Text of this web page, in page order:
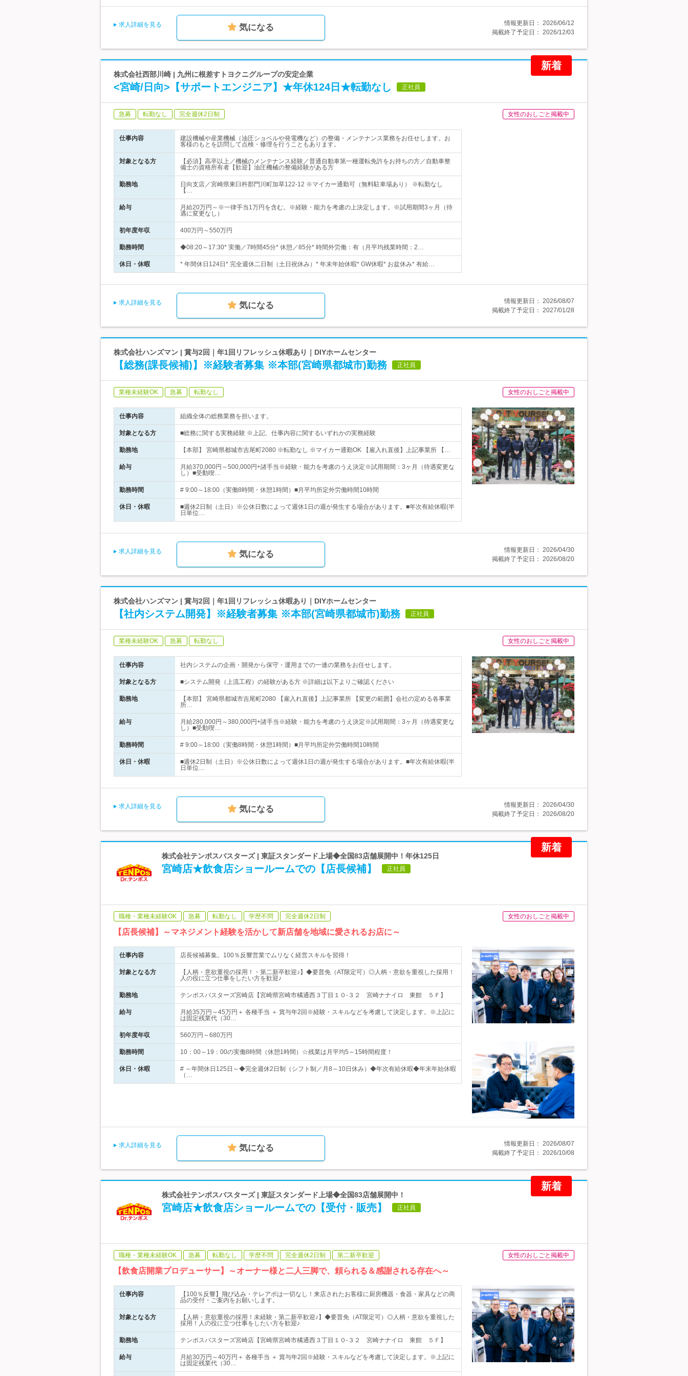
求人詳細を見る 気になる 情報更新日： 2026/06/12
掲載終了予定日： 2026/12/03
新着
株式会社西部川崎 | 九州に根差すトヨクニグループの安定企業
<宮崎/日向>【サポートエンジニア】★年休124日★転勤なし 正社員
急募 転勤なし 完全週休2日制 女性のおしごと掲載中
仕事内容
建設機械や産業機械（油圧ショベルや発電機など）の整備・メンテナンス業務をお任せします。お
客様のもとを訪問して点検・修理を行うこともあります。
対象となる方
【必須】高卒以上／機械のメンテナンス経験／普通自動車第一種運転免許をお持ちの方／自動車整
備士の資格所有者【歓迎】油圧機械の整備経験がある方
勤務地
日向支店／宮崎県東臼杵郡門川町加草122-12 ※マイカー通勤可（無料駐車場あり） ※転勤なし
【…
給与
月給20万円～※一律手当1万円を含む。※経験・能力を考慮の上決定します。※試用期間3ヶ月（待
遇に変更なし）
初年度年収 400万円～550万円
勤務時間 ◆08:20～17:30* 実働／7時間45分* 休憩／85分* 時間外労働：有（月平均残業時間：2…
休日・休暇 * 年間休日124日* 完全週休二日制（土日祝休み）* 年末年始休暇* GW休暇* お盆休み* 有給…
求人詳細を見る 気になる 情報更新日： 2026/08/07
掲載終了予定日： 2027/01/28
株式会社ハンズマン | 賞与2回｜年1回リフレッシュ休暇あり｜DIYホームセンター
【総務(課長候補)】※経験者募集 ※本部(宮崎県都城市)勤務 正社員
業種未経験OK 急募 転勤なし 女性のおしごと掲載中
仕事内容 組織全体の総務業務を担います。
対象となる方 ■総務に関する実務経験 ※上記、仕事内容に関するいずれかの実務経験
勤務地 【本部】 宮崎県都城市吉尾町2080 ※転勤なし ※マイカー通勤OK 【雇入れ直後】上記事業所 【…
給与
月給370,000円～500,000円+諸手当※経験・能力を考慮のうえ決定※試用期間：3ヶ月（待遇変更な
し）■受動喫…
勤務時間 # 9:00～18:00（実働8時間・休憩1時間）■月平均所定外労働時間10時間
休日・休暇
■週休2日制（土日）※公休日数によって週休1日の週が発生する場合があります。■年次有給休暇(半
日単位…
求人詳細を見る 気になる 情報更新日： 2026/04/30
掲載終了予定日： 2026/08/20
株式会社ハンズマン | 賞与2回｜年1回リフレッシュ休暇あり｜DIYホームセンター
【社内システム開発】※経験者募集 ※本部(宮崎県都城市)勤務 正社員
業種未経験OK 急募 転勤なし 女性のおしごと掲載中
仕事内容 社内システムの企画・開発から保守・運用までの一連の業務をお任せします。
対象となる方 ■システム開発（上流工程）の経験がある方 ※詳細は以下よりご確認ください
勤務地
【本部】 宮崎県都城市吉尾町2080 【雇入れ直後】上記事業所 【変更の範囲】会社の定める各事業
所…
給与
月給280,000円～380,000円+諸手当※経験・能力を考慮のうえ決定※試用期間：3ヶ月（待遇変更な
し）■受動喫…
勤務時間 # 9:00～18:00（実働8時間・休憩1時間）■月平均所定外労働時間10時間
休日・休暇
■週休2日制（土日）※公休日数によって週休1日の週が発生する場合があります。■年次有給休暇(半
日単位…
求人詳細を見る 気になる 情報更新日： 2026/04/30
掲載終了予定日： 2026/08/20
新着
株式会社テンポスバスターズ | 東証スタンダード上場◆全国83店舗展開中！年休125日
宮崎店★飲食店ショールームでの【店長候補】 正社員
職種・業種未経験OK 急募 転勤なし 学歴不問 完全週休2日制 女性のおしごと掲載中
【店長候補】～マネジメント経験を活かして新店舗を地域に愛されるお店に～
仕事内容 店長候補募集。100％反響営業でムリなく経営スキルを習得！
対象となる方
【人柄・意欲重視の採用！・第二新卒歓迎♪】◆要普免（AT限定可）◎人柄・意欲を重視した採用！
人の役に立つ仕事をしたい方を歓迎♪
勤務地 テンポスバスターズ宮崎店【宮崎県宮崎市橘通西３丁目１０‐３２ 宮崎ナナイロ 東館 ５Ｆ】
給与
月給35万円～45万円＋ 各種手当 ＋ 賞与年2回※経験・スキルなどを考慮して決定します。※上記に
は固定残業代（30…
初年度年収 560万円～680万円
勤務時間 10：00～19：00の実働8時間（休憩1時間）☆残業は月平均5～15時間程度！
休日・休暇
# ～年間休日125日～◆完全週休2日制（シフト制／月8～10日休み）◆年次有給休暇◆年末年始休暇
（…
求人詳細を見る 気になる 情報更新日： 2026/08/07
掲載終了予定日： 2026/10/08
新着
株式会社テンポスバスターズ | 東証スタンダード上場◆全国83店舗展開中！
宮崎店★飲食店ショールームでの【受付・販売】 正社員
職種・業種未経験OK 急募 転勤なし 学歴不問 完全週休2日制 第二新卒歓迎 女性のおしごと掲載中
【飲食店開業プロデューサー】～オーナー様と二人三脚で、頼られる＆感謝される存在へ～
仕事内容
【100％反響】飛び込み・テレアポは一切なし！来店されたお客様に厨房機器・食器・家具などの商
品の受付・ご案内をお願いします。
対象となる方
【人柄・意欲重視の採用！未経験・第二新卒歓迎♪】◆要普免（AT限定可）◎人柄・意欲を重視した
採用！人の役に立つ仕事をしたい方を歓迎♪
勤務地 テンポスバスターズ宮崎店【宮崎県宮崎市橘通西３丁目１０‐３２ 宮崎ナナイロ 東館 ５Ｆ】
給与
月給30万円～40万円＋ 各種手当 ＋ 賞与年2回※経験・スキルなどを考慮して決定します。※上記に
は固定残業代（30…